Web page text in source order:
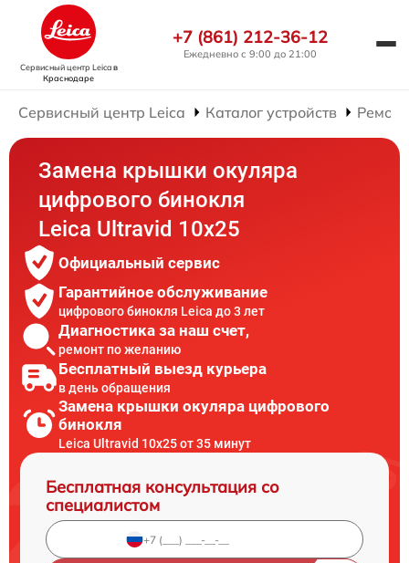
Сервисный центр Leicaв
Краснодаре
+7 (861) 212-36-12
Ежедневно с 9:00 до 21:00
Сервисный центр Leica Каталог устройств
Замена крышки окуляра
цифрового бинокля
Leica Ultravid 10x25
Официальный сервис
Гарантийное обслуживание
цифрового бинокля Leica до 3 лет
Диагностика за наш счет,
ремонт по желанию
Бесплатный выезд курьера
в день обращения
Замена крышки окуляра цифрового
бинокля
Leica Ultravid 10x25 от 35 минут
Бесплатная консультация со
специалистом